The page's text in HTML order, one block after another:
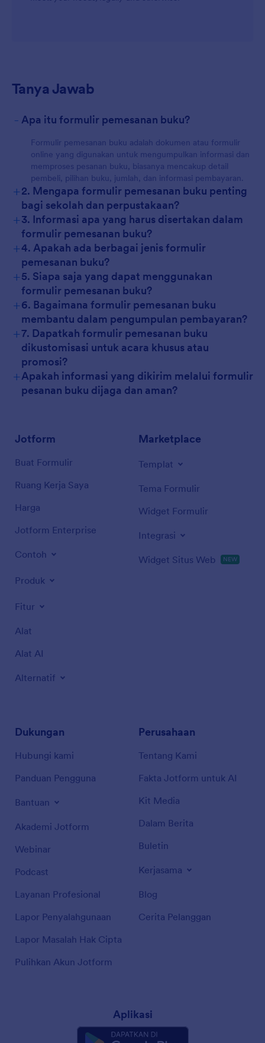
Tanya Jawab
- Apa itu formulir pemesanan buku?
Formulir pemesanan buku adalah dokumen atau formulir
online yang digunakan untuk mengumpulkan informasi dan
memproses pesanan buku, biasanya mencakup detail
pembeli, pilihan buku, jumlah, dan informasi pembayaran.
+2. Mengapa formulir pemesanan buku penting
bagi sekolah dan perpustakaan?
+3. Informasi apa yang harus disertakan dalam
formulir pemesanan buku?
+4. Apakah ada berbagai jenis formulir
pemesanan buku?
+5. Siapa saja yang dapat menggunakan
formulir pemesanan buku?
+6. Bagaimana formulir pemesanan buku
membantu dalam pengumpulan pembayaran?
+7. Dapatkah formulir pemesanan buku
dikustomisasi untuk acara khusus atau
promosi?
+Apakah informasi yang dikirim melalui formulir
pesanan buku dijaga dan aman?
Jotform
Buat Formulir
Ruang Kerja Saya
Harga
Jotform Enterprise
Contoh
Produk
Fitur
Alat
Alat AI
Alternatif
Marketplace
Templat
Tema Formulir
Widget Formulir
Integrasi
Widget Situs Web NEW
Dukungan
Hubungi kami
Panduan Pengguna
Bantuan
Akademi Jotform
Webinar
Podcast
Layanan Profesional
Lapor Penyalahgunaan
Lapor Masalah Hak Cipta
Pulihkan Akun Jotform
Perusahaan
Tentang Kami
Fakta Jotform untuk AI
Kit Media
Dalam Berita
Buletin
Kerjasama
Blog
Cerita Pelanggan
Aplikasi